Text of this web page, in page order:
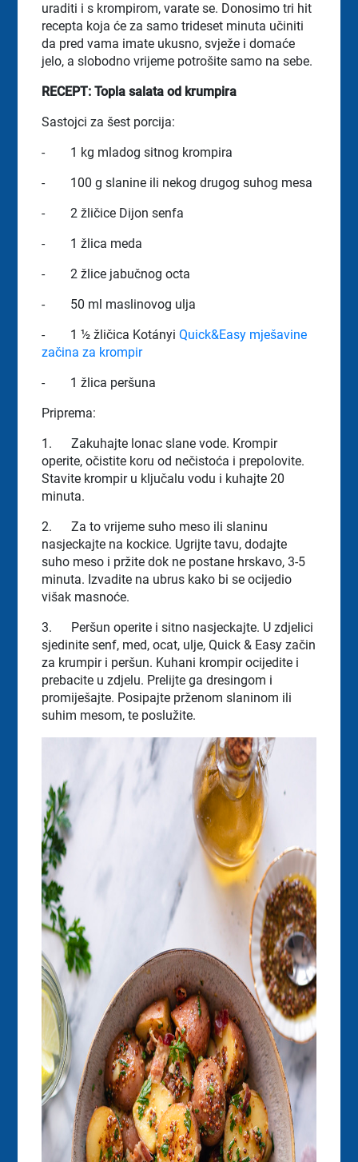
uraditi i s krompirom, varate se. Donosimo tri hit
recepta koja će za samo trideset minuta učiniti
da pred vama imate ukusno, svježe i domaće
jelo, a slobodno vrijeme potrošite samo na sebe.
RECEPT: Topla salata od krumpira
Sastojci za šest porcija:
-
1 kg mladog sitnog krompira
-
100 g slanine ili nekog drugog suhog mesa
-
2 žličice Dijon senfa
-
1 žlica meda
-
2 žlice jabučnog octa
-
50 ml maslinovog ulja
-
1 ½ žličica KotányiQuick&Easy mješavine
začina za krompir
-
1 žlica peršuna
Priprema:
1.
Zakuhajte lonac slane vode. Krompir
operite, očistite koru od nečistoća i prepolovite.
Stavite krompir u ključalu vodu i kuhajte 20
minuta.
2.
Za to vrijeme suho meso ili slaninu
nasjeckajte na kockice. Ugrijte tavu, dodajte
suho meso i pržite dok ne postane hrskavo, 3-5
minuta. Izvadite na ubrus kako bi se ocijedio
višak masnoće.
3.
Peršun operite i sitno nasjeckajte. U zdjelici
sjedinite senf, med, ocat, ulje, Quick & Easy začin
za krumpir i peršun. Kuhani krompir ocijedite i
prebacite u zdjelu. Prelijte ga dresingom i
promiješajte. Posipajte prženom slaninom ili
suhim mesom, te poslužite.